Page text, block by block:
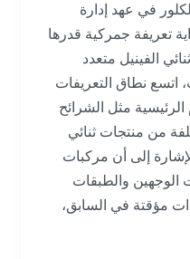
في عهد إدارة
جمركية قدرها
الفينيل متعدد
نطاق التعريفات
مثل الشرائح
منتجات ثنائي
إلى أن مركبات
والطبقات
في السابق،